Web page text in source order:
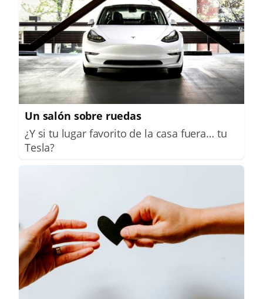
Un salón sobre ruedas
¿Y si tu lugar favorito de la casa fuera… tu
Tesla?